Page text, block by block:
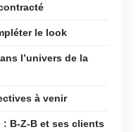
le look
l’univers de la
à venir
: B-Z-B et ses clients